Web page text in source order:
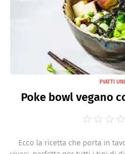
PIATTI
Poke bowl vegano
Ecco la ricetta che porta in